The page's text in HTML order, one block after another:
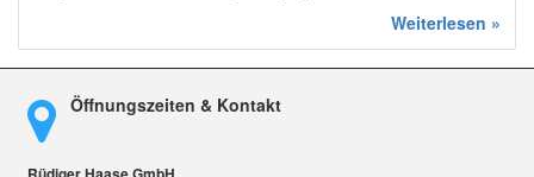
Weiterlesen »
Öffnungszeiten & Kontakt